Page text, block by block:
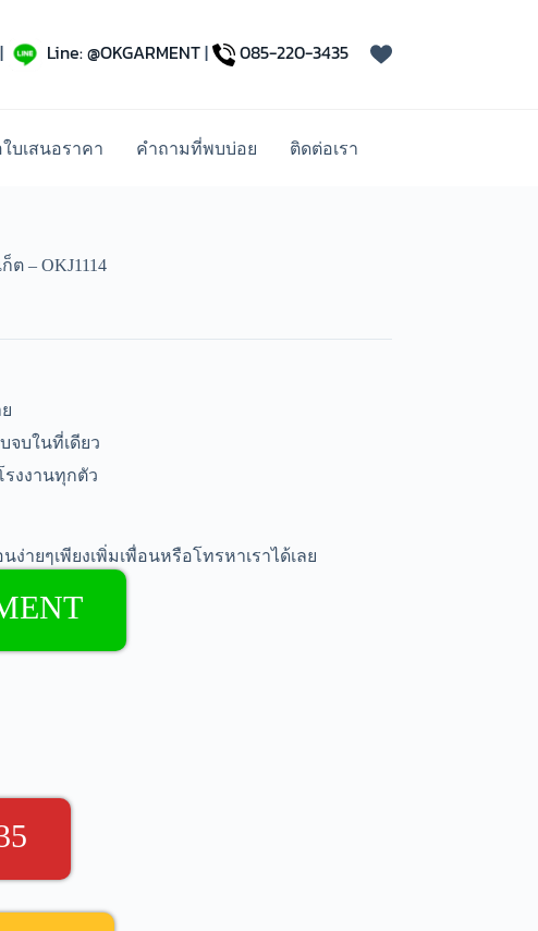
| Line: @OKGARMENT| 085-220-3435
บเสนอราคา คำถามที่พบบ่อย ติดต่อเรา
ต – OKJ1114
จบในที่เดียว
งงานทุกตัว
ายๆเพียงเพิ่มเพื่อนหรือโทรหาเราได้เลย